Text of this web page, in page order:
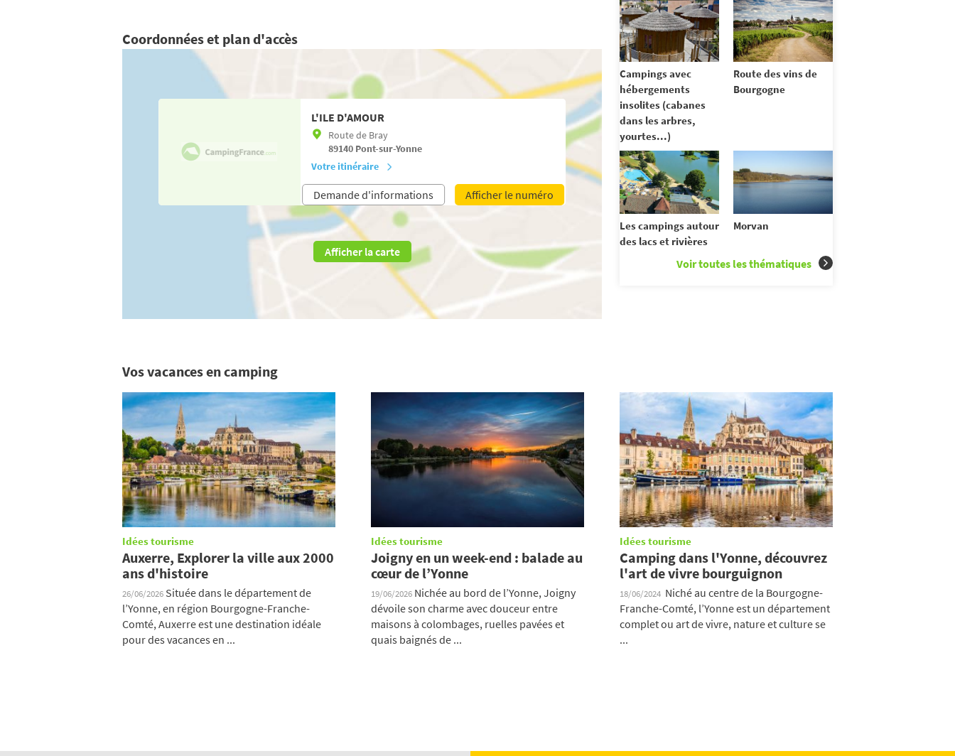
Coordonnées et plan d'accès
L'ILE D'AMOUR
Route de Bray
89140 Pont-sur-Yonne
Votre itinéraire
Demande d'informations Afficher le numéro
Afficher la carte
Campings avec
hébergements
insolites (cabanes
dans les arbres,
yourtes...)
Route des vins de
Bourgogne
Les campings autour
des lacs et rivières
Morvan
Voir toutes les thématiques
Vos vacances en camping
Idées tourisme
Auxerre, Explorer la ville aux 2000
ans d'histoire
26/06/2026 Située dans le département de
l’Yonne, en région Bourgogne-Franche-
Comté, Auxerre est une destination idéale
pour des vacances en ...
Idées tourisme
Joigny en un week-end : balade au
cœur de l’Yonne
19/06/2026 Nichée au bord de l’Yonne, Joigny
dévoile son charme avec douceur entre
maisons à colombages, ruelles pavées et
quais baignés de ...
Idées tourisme
Camping dans l'Yonne, découvrez
l'art de vivre bourguignon
18/06/2024 Niché au centre de la Bourgogne-
Franche-Comté, l’Yonne est un département
complet ou art de vivre, nature et culture se
...